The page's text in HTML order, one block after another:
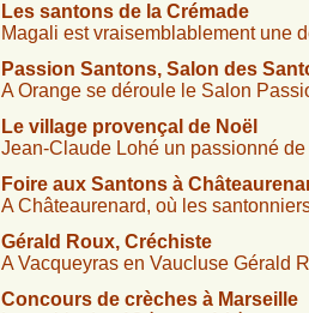
Les santons de la Crémade
Magali est vraisemblablement une
Passion Santons, Salon des
A Orange se déroule le Salon
Le village provençal de Noël
Jean-Claude Lohé un passionné
Foire aux Santons à
A Châteaurenard, où les
Gérald Roux, Créchiste
A Vacqueyras en Vaucluse Gérald
Concours de crèches à Marseille